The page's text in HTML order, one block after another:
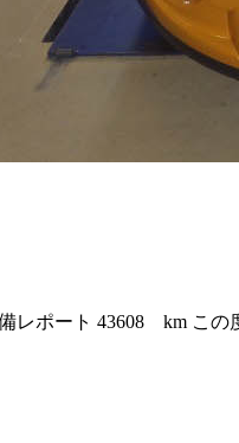
ート 43608 km この度